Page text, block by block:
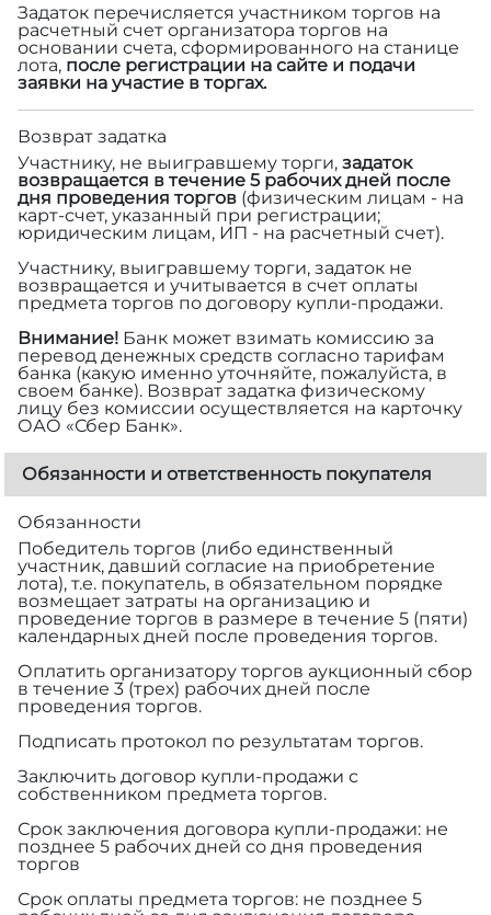
Задаток перечисляется участником торгов на
расчетный счет организатора торгов на
основании счета, сформированного на станице
лота, после регистрации на сайте и подачи
заявки на участие в торгах.
Возврат задатка
Участнику, не выигравшему торги, задаток
возвращается в течение 5 рабочих дней после
дня проведения торгов (физическим лицам - на
карт-счет, указанный при регистрации;
юридическим лицам, ИП - на расчетный счет).
Участнику, выигравшему торги, задаток не
возвращается и учитывается в счет оплаты
предмета торгов по договору купли-продажи.
Внимание! Банк может взимать комиссию за
перевод денежных средств согласно тарифам
банка (какую именно уточняйте, пожалуйста, в
своем банке). Возврат задатка физическому
лицу без комиссии осуществляется на карточку
ОАО «Сбер Банк».
Обязанности и ответственность покупателя
Обязанности
Победитель торгов (либо единственный
участник, давший согласие на приобретение
лота), т.е. покупатель, в обязательном порядке
возмещает затраты на организацию и
проведение торгов в размере в течение 5 (пяти)
календарных дней после проведения торгов.
Оплатить организатору торгов аукционный сбор
в течение 3 (трех) рабочих дней после
проведения торгов.
Подписать протокол по результатам торгов.
Заключить договор купли-продажи с
собственником предмета торгов.
Срок заключения договора купли-продажи: не
позднее 5 рабочих дней со дня проведения
торгов
Срок оплаты предмета торгов: не позднее 5